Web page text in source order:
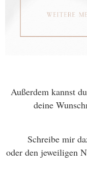
Außerdem kannst
deine
Schreibe mir
oder den jeweiligen